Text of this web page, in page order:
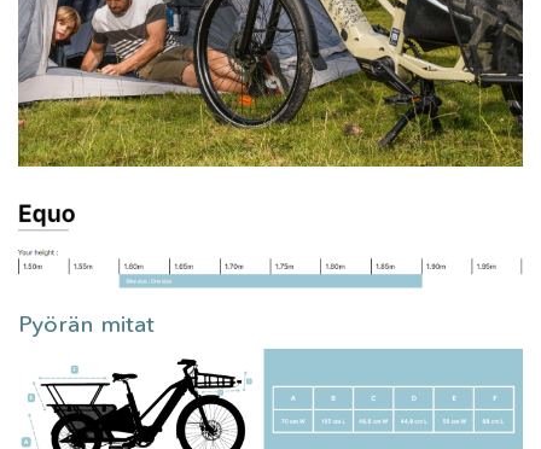
Pyörän mitat